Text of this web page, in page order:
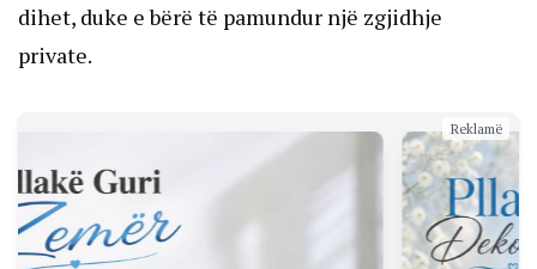
dihet, duke e bërë të pamundur një zgjidhje
private.
Reklamë